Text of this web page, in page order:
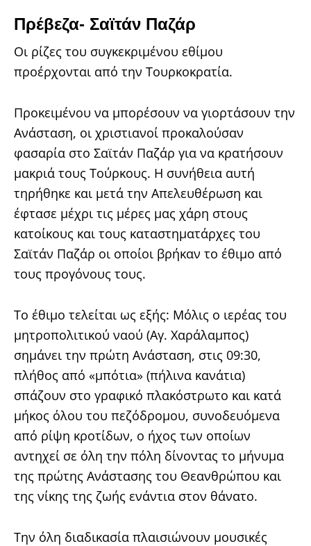
Πρέβεζα- Σαϊτάν Παζάρ
Οι ρίζες του συγκεκριμένου εθίμου
προέρχονται από την Τουρκοκρατία.
Προκειμένου να μπορέσουν να γιορτάσουν την
Ανάσταση, οι χριστιανοί προκαλούσαν
φασαρία στο Σαϊτάν Παζάρ για να κρατήσουν
μακριά τους Τούρκους. Η συνήθεια αυτή
τηρήθηκε και μετά την Απελευθέρωση και
έφτασε μέχρι τις μέρες μας χάρη στους
κατοίκους και τους καταστηματάρχες του
Σαϊτάν Παζάρ οι οποίοι βρήκαν το έθιμο από
τους προγόνους τους.
Το έθιμο τελείται ως εξής: Μόλις ο ιερέας του
μητροπολιτικού ναού (Αγ. Χαράλαμπος)
σημάνει την πρώτη Ανάσταση, στις 09:30,
πλήθος από «μπότια» (πήλινα κανάτια)
σπάζουν στο γραφικό πλακόστρωτο και κατά
μήκος όλου του πεζόδρομου, συνοδευόμενα
από ρίψη κροτίδων, ο ήχος των οποίων
αντηχεί σε όλη την πόλη δίνοντας το μήνυμα
της πρώτης Ανάστασης του Θεανθρώπου και
της νίκης της ζωής ενάντια στον θάνατο.
Την όλη διαδικασία πλαισιώνουν μουσικές